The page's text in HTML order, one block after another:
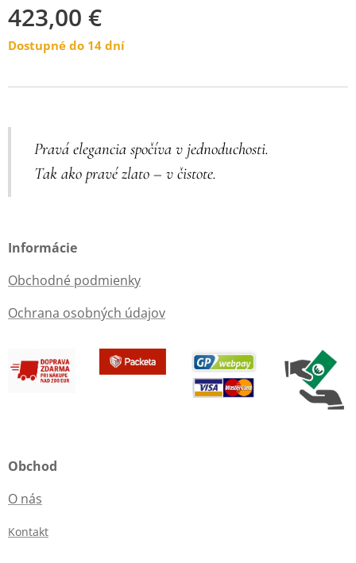
423,00 €
Dostupné do 14 dní
Pravá elegancia spočíva v jednoduchosti.
Tak ako pravé zlato – v čistote.
Informácie
Obchodné podmienky
Ochrana osobných údajov
Obchod
O nás
Kontakt